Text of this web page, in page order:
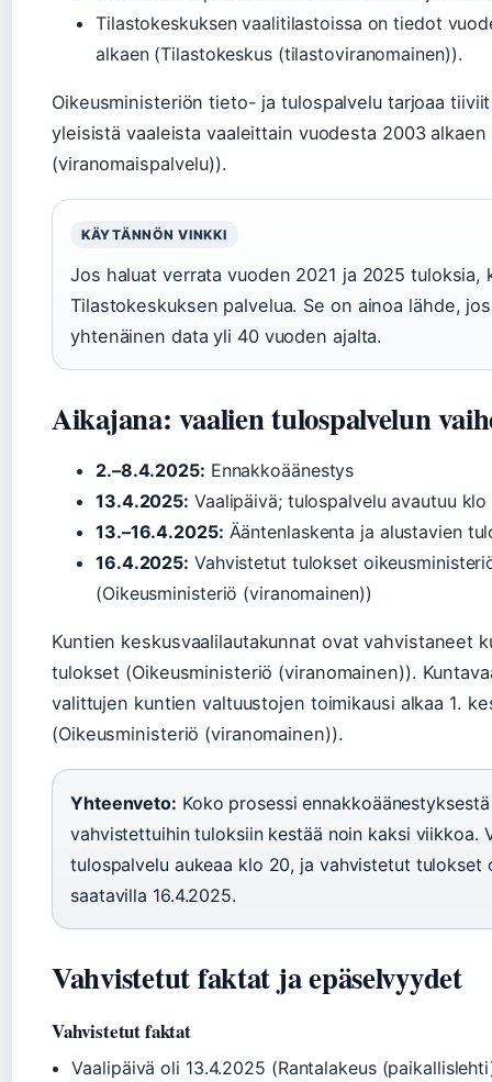
Tilastokeskuksen vaalitilastoissa on tiedot
alkaen (Tilastokeskus (tilastoviranomainen)).
Oikeusministeriön tieto- ja tulospalvelu tarjoaa
yleisistä vaaleista vaaleittain vuodesta 2003 alkaen
(viranomaispalvelu)).
KÄYTÄNNÖN VINKKI
Jos haluat verrata vuoden 2021 ja 2025 tuloksia,
Tilastokeskuksen palvelua. Se on ainoa lähde,
yhtenäinen data yli 40 vuoden ajalta.
Aikajana: vaalien tulospalvelun
2.–8.4.2025: Ennakkoäänestys
13.4.2025: Vaalipäivä; tulospalvelu avautuu
13.–16.4.2025: Ääntenlaskenta ja alustavien
16.4.2025: Vahvistetut tulokset
(Oikeusministeriö (viranomainen))
Kuntien keskusvaalilautakunnat ovat vahvistaneet
tulokset (Oikeusministeriö (viranomainen)).
valittujen kuntien valtuustojen toimikausi alkaa 1.
(Oikeusministeriö (viranomainen)).
Yhteenveto: Koko prosessi ennakkoäänestyksestä
vahvistettuihin tuloksiin kestää noin kaksi viikkoa.
tulospalvelu aukeaa klo 20, ja vahvistetut tulokset
saatavilla 16.4.2025.
Vahvistetut faktat ja epäselvyydet
Vahvistetut faktat
Vaalipäivä oli 13.4.2025 (Rantalakeus